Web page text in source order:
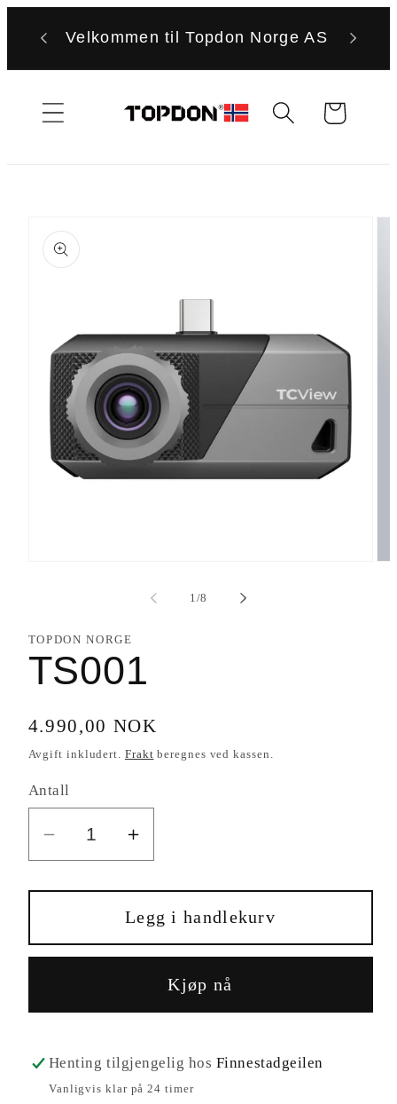
videre til
Velkommen til Topdon Norge AS
Handlekurv
til
1/av
8
TOPDON NORGE
TS001
Vanlig
pris
4.990,00 NOK
Avgift inkludert. Frakt beregnes ved kassen.
Antall
Senk
antallet
for
Øk
antallet
for
TS001
Legg i handlekurv
Kjøp nå
Henting tilgjengelig hos Finnestadgeilen
Vanligvis klar på 24 timer